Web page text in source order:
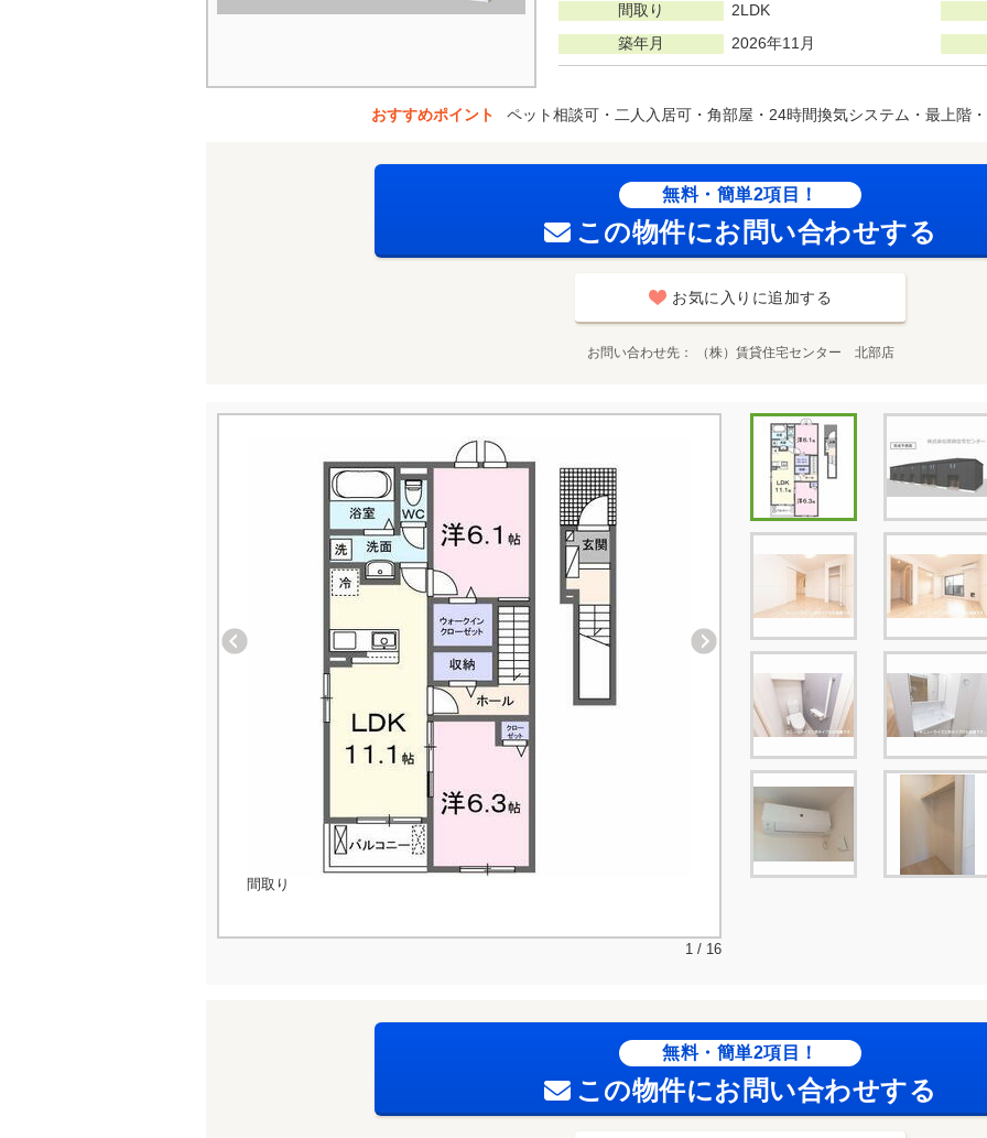
間取り
2LDK
築年月
2026年11月
おすすめポイント ペット相談可・二人入居可・角部屋・24時間換気システム・最上階
無料・簡単2項目！
この物件にお問い合わせする
お気に入りに追加する
お問い合わせ先 （株）賃貸住宅センター 北部店
間取り
1 / 16
無料・簡単2項目！
この物件にお問い合わせする